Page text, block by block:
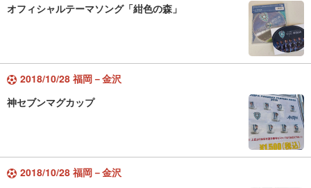
オフィシャルテーマソング「紺色の森」
2018/10/28 福岡－金沢
神セブンマグカップ
2018/10/28 福岡－金沢